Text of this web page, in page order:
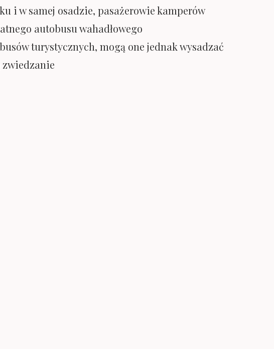
i w samej osadzie, pasażerowie kamperów
autobusu wahadłowego
turystycznych, mogą one jednak wysadzać
zwiedzanie